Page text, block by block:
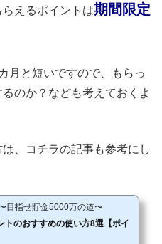
えるポイントは期間限定
月と短いですので、もらっ
のか？なども考えておくよ
、コチラの記事も参考にし
目指せ貯金5000万の道〜
トのおすすめの使い方8選【ポイ